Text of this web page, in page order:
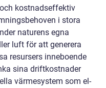
kostnadseffektiv
i stora
naturens egna
luft för att generera
resursers inneboende
sina driftkostnader
värmesystem som el-